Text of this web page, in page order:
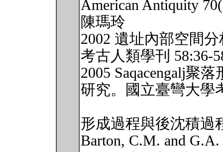
American Antiquity
陳瑪玲
2002 遺址內部空間
考古人類學刊 58:36-
2005 Saqacengalj聚
研究。國立臺彎大學
形成過程與後沈積過
Barton, C.M. and